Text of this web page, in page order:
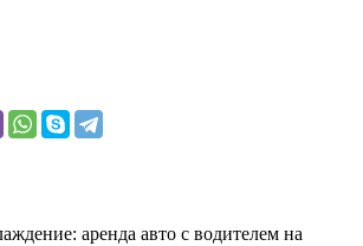
аренда авто с водителем на